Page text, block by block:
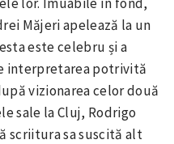
Măjeri apelează la un
este celebru și a
interpretarea potrivită
vizionarea celor două
sale la Cluj, Rodrigo
scriitura sa suscită alt